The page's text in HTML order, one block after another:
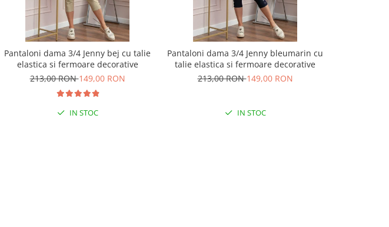
Pantaloni dama 3/4 Jenny bej cu talie
elastica si fermoare decorative
213,00 RON149,00 RON
IN STOC
Pantaloni dama 3/4 Jenny bleumarin cu
talie elastica si fermoare decorative
213,00 RON149,00 RON
IN STOC